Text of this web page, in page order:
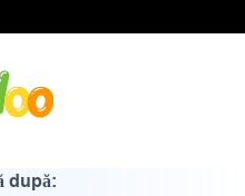
după: